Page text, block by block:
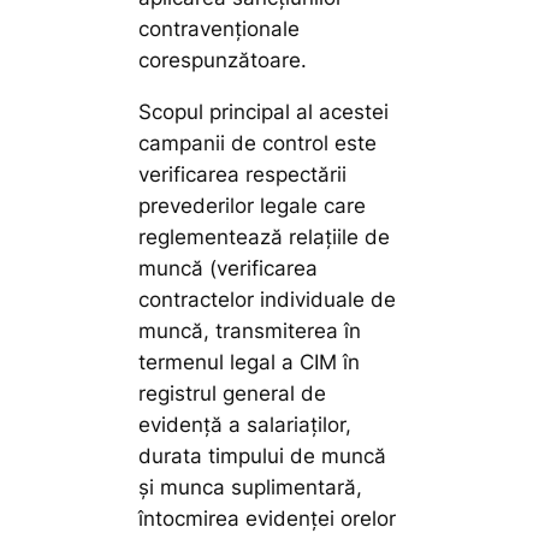
contravenționale
corespunzătoare.
Scopul principal al acestei
campanii de control este
verificarea respectării
prevederilor legale care
reglementează relațiile de
muncă (verificarea
contractelor individuale de
muncă, transmiterea în
termenul legal a CIM în
registrul general de
evidență a salariaților,
durata timpului de muncă
și munca suplimentară,
întocmirea evidenței orelor